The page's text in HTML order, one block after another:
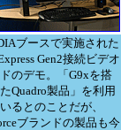
ブースで実施された
Gen2接続ビデオ
のデモ。「G9xを搭
Quadro製品」を利用
るとのことだが、
ブランドの製品も今